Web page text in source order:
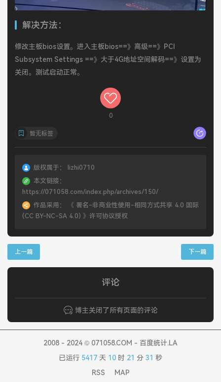
解决方法：
修改主板bios设置。进入主板bios==》高级==》PCI
Subsystem Settings ==》大于4G地址空间解码==》设置为
关闭。测试启动正常。
0
暂无标签
版权属于：
lizhi0710
本文链接：
https://071058.com/index.php/archives/150/
作品采用：
《 署名-非商业性使用-相同方式共享 4.0 国际
(CC BY-NC-SA 4.0) 》许可协议授权
上一篇 下一篇
评论
博主关闭了所有页面的评论
2008 - 2024 © 071058.COM - 百度统计.LA
已运行 5417 天 10 时 21 分 31 秒
RSS
MAP